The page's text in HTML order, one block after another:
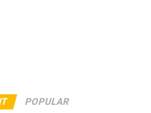
POPULAR